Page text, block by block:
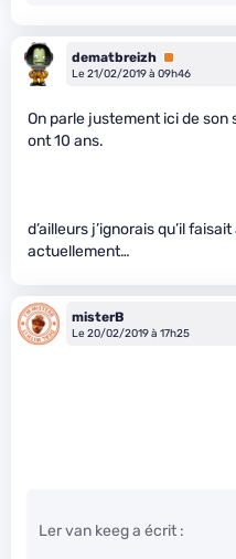
dematbreizh Premium
Le 21/02/2019 à 09h46
On parle justement ici de
ont 10 ans.
d’ailleurs j’ignorais qu’il
actuellement…
misterB
Le 20/02/2019 à 17h25
Ler van keeg a écrit :